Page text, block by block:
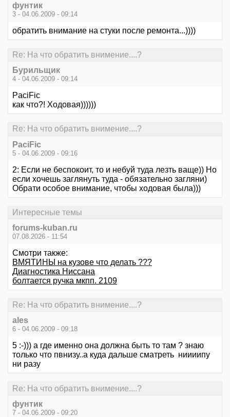
фунтик
3 - 04.06.2009 - 09:14
обратить внимание на стуки после ремонта...))))
Re: На что обратить внимение....?
Бурильщик
4 - 04.06.2009 - 09:14
PaciFic
как что?! Ходовая))))))
Re: На что обратить внимение....?
PaciFic
5 - 04.06.2009 - 09:16
2: Если не беспокоит, то и небуй туда лезть ваще)) Но
если хочешь заглянуть туда - обязательно загляни)
Обрати особое внимание, чтобы ходовая была)))
Интересные темы
forums-kuban.ru
07.08.2026 - 11:54
Смотри также:
ВМЯТИНЫ на кузове что делать ???
Диагностика Ниссана
болтается ручка мкпп. 2109
Re: На что обратить внимение....?
ales
6 - 04.06.2009 - 09:18
5 :-))) а где именно она должна быть то там ? знаю
только что пвнизу..а куда дальше сматреть ниииипу
ни разу
Re: На что обратить внимение....?
фунтик
7 - 04.06.2009 - 09:20